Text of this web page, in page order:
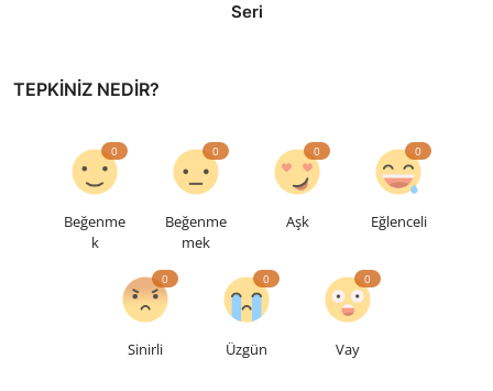
Seri
TEPKINIZ NEDIR?
Beğenme
k
0
Beğenme
mek
0
Aşk
0
Eğlenceli
0
Sinirli
0
Üzgün
0
Vay
0